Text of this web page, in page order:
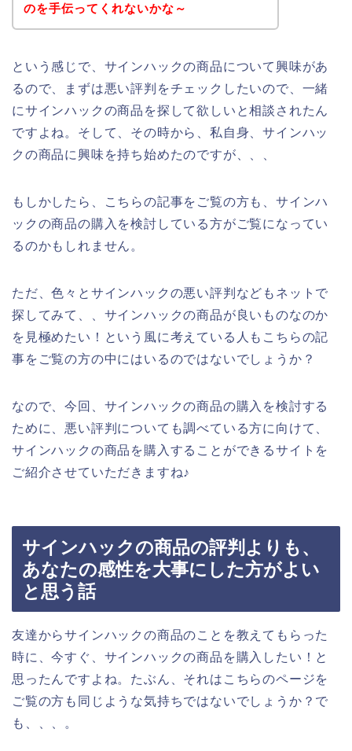
のを手伝ってくれないかな～
という感じで、サインハックの商品について興味があ
るので、まずは悪い評判をチェックしたいので、一緒
にサインハックの商品を探して欲しいと相談されたん
ですよね。そして、その時から、私自身、サインハッ
クの商品に興味を持ち始めたのですが、、、
もしかしたら、こちらの記事をご覧の方も、サインハ
ックの商品の購入を検討している方がご覧になってい
るのかもしれません。
ただ、色々とサインハックの悪い評判などもネットで
探してみて、、サインハックの商品が良いものなのか
を見極めたい！という風に考えている人もこちらの記
事をご覧の方の中にはいるのではないでしょうか？
なので、今回、サインハックの商品の購入を検討する
ために、悪い評判についても調べている方に向けて、
サインハックの商品を購入することができるサイトを
ご紹介させていただきますね♪
サインハックの商品の評判よりも、
あなたの感性を大事にした方がよい
と思う話
友達からサインハックの商品のことを教えてもらった
時に、今すぐ、サインハックの商品を購入したい！と
思ったんですよね。たぶん、それはこちらのページを
ご覧の方も同じような気持ちではないでしょうか？で
も、、、。